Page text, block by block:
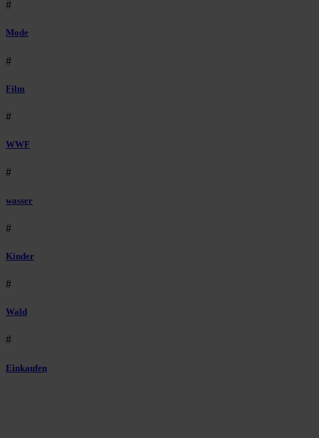
#
Mode
#
Film
#
WWF
#
wasser
#
Kinder
#
Wald
#
Einkaufen